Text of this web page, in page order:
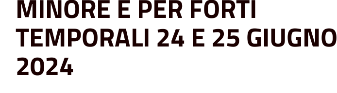
MINORE E PER FORTI
TEMPORALI 24 E 25 GIUGNO
2024